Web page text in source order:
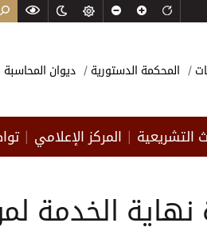
المحكمة الدستورية ديوان المحاسبة
التشريعية المركز الإعلامي
نهاية الخدمة